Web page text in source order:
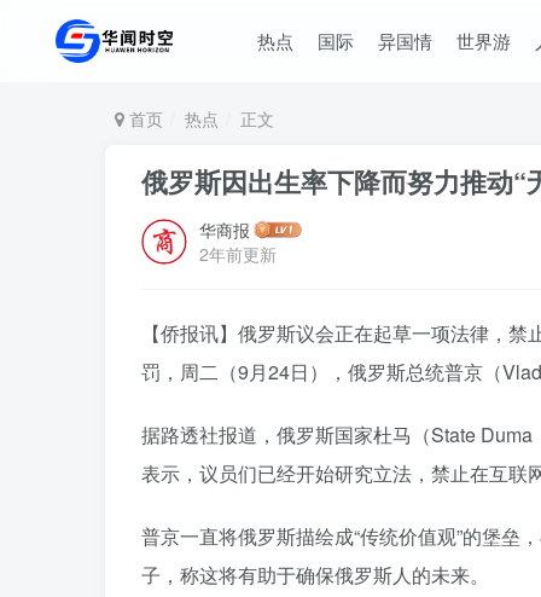
热点 国际 异国情 世界游
首页 热点 正文
俄罗斯因出生率下降而努力推动“
华商报
2年前更新
【侨报讯】俄罗斯议会正在起草一项法律，
罚，周二（9月24日），俄罗斯总统普京（
据路透社报道，俄罗斯国家杜马（State
表示，议员们已经开始研究立法，禁止在互联
普京一直将俄罗斯描绘成“传统价值观”的堡垒
子，称这将有助于确保俄罗斯人的未来。